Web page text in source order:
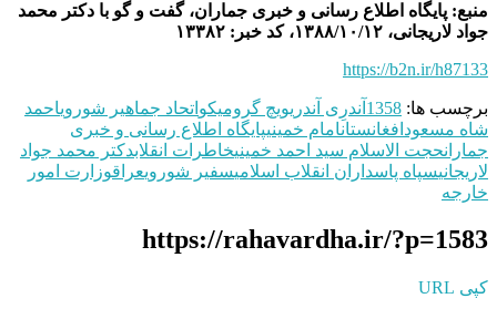
منبع: پایگاه اطلاع رسانی و خبری جماران، گفت و گو با دکتر محمد
جواد لاریجانی، ۱۳۸۸/۱۰/۱۲، کد خبر: ۱۳۳۸۲
https://b2n.ir/h87133
برچسب ها: 1358 آندرِی آندریویچ گرومیکو اتحاد جماهیر شورویاحمد
شاه مسعود افغانستانامام خمینیپایگاه اطلاع رسانی و خبری
جمارانحجت الاسلام سید احمد خمینیخاطرات انقلابدکتر محمد جواد
لاریجانیسپاه پاسداران انقلاب اسلامیسفیر شورویعراقوزارت امور
خارجه
https://rahavardha.ir/?p=1583
کپی URL